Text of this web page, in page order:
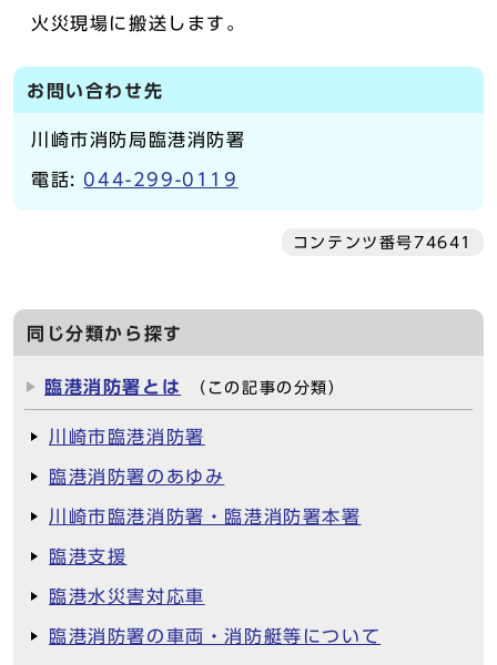
火災現場に搬送します。
お問い合わせ先
川崎市消防局臨港消防署
電話: 044-299-0119
コンテンツ番号74641
同じ分類から探す
臨港消防署とは （この記事の分類）
川崎市臨港消防署
臨港消防署のあゆみ
川崎市臨港消防署・臨港消防署本署
臨港支援
臨港水災害対応車
臨港消防署の車両・消防艇等について